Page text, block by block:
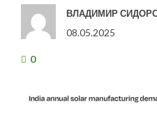
ВЛАДИМИР
08.05.2025
0